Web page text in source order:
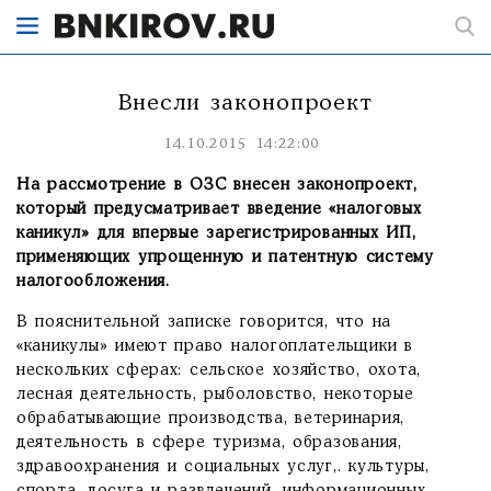
Внесли законопроект
14.10.2015 14:22:00
На рассмотрение в ОЗС внесен законопроект,
который предусматривает введение «налоговых
каникул» для впервые зарегистрированных ИП,
применяющих упрощенную и патентную систему
налогообложения.
В пояснительной записке говорится, что на
«каникулы» имеют право налогоплательщики в
нескольких сферах: сельское хозяйство, охота,
лесная деятельность, рыболовство, некоторые
обрабатывающие производства, ветеринария,
деятельность в сфере туризма, образования,
здравоохранения и социальных услуг,. культуры,